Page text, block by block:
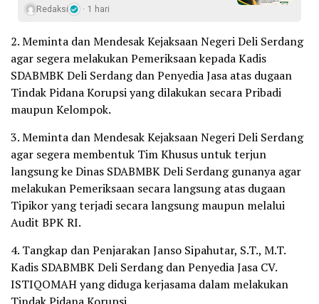
Redaksi 1 hari
2. Meminta dan Mendesak Kejaksaan Negeri Deli Serdang
agar segera melakukan Pemeriksaan kepada Kadis
SDABMBK Deli Serdang dan Penyedia Jasa atas dugaan
Tindak Pidana Korupsi yang dilakukan secara Pribadi
maupun Kelompok.
3. Meminta dan Mendesak Kejaksaan Negeri Deli Serdang
agar segera membentuk Tim Khusus untuk terjun
langsung ke Dinas SDABMBK Deli Serdang gunanya agar
melakukan Pemeriksaan secara langsung atas dugaan
Tipikor yang terjadi secara langsung maupun melalui
Audit BPK RI.
4. Tangkap dan Penjarakan Janso Sipahutar, S.T., M.T.
Kadis SDABMBK Deli Serdang dan Penyedia Jasa CV.
ISTIQOMAH yang diduga kerjasama dalam melakukan
Tindak Pidana Korupsi.